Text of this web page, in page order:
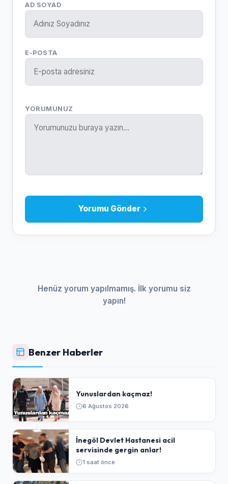
AD SOYAD
E-POSTA
YORUMUNUZ
Yorumu Gönder
Henüz yorum yapılmamış. İlk yorumu siz
yapın!
Benzer Haberler
Yunuslardan kaçmaz!
6 Ağustos 2026
İnegöl Devlet Hastanesi acil
servisinde gergin anlar!
1 saat önce